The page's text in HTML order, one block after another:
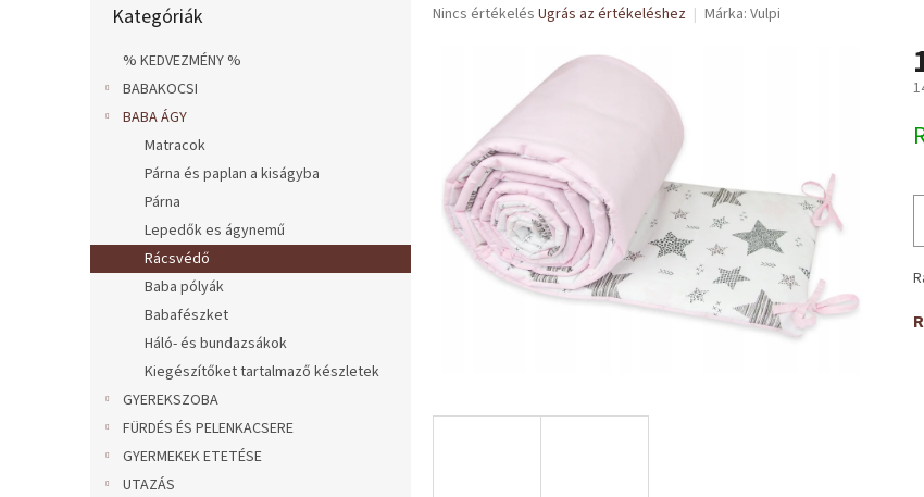
átugrása
Kategóriák
% KEDVEZMÉNY %
BABAKOCSI
BABA ÁGY
Matracok
Párna és paplan a kiságyba
Párna
Lepedők es ágynemű
Rácsvédő
Baba pólyák
Babafészket
Háló- és bundazsákok
Kiegészítőket tartalmaző készletek
GYEREKSZOBA
FÜRDÉS ÉS PELENKACSERE
GYERMEKEK ETETÉSE
UTAZÁS
A
csillag.
Nincs értékelés Ugrás az értékeléshez Márka: Vulpi